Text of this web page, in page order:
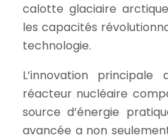
calotte glaciaire
les capacités
technologie.
L’innovation
réacteur nucléaire
source d’énergie
avancée a non